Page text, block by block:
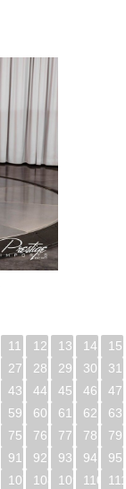
11 12 13 14
15
27 28 29 30
31
43 44 45 46
47
59 60 61 62
63
75 76 77 78
79
91 92 93 94
95
107 108 109 110